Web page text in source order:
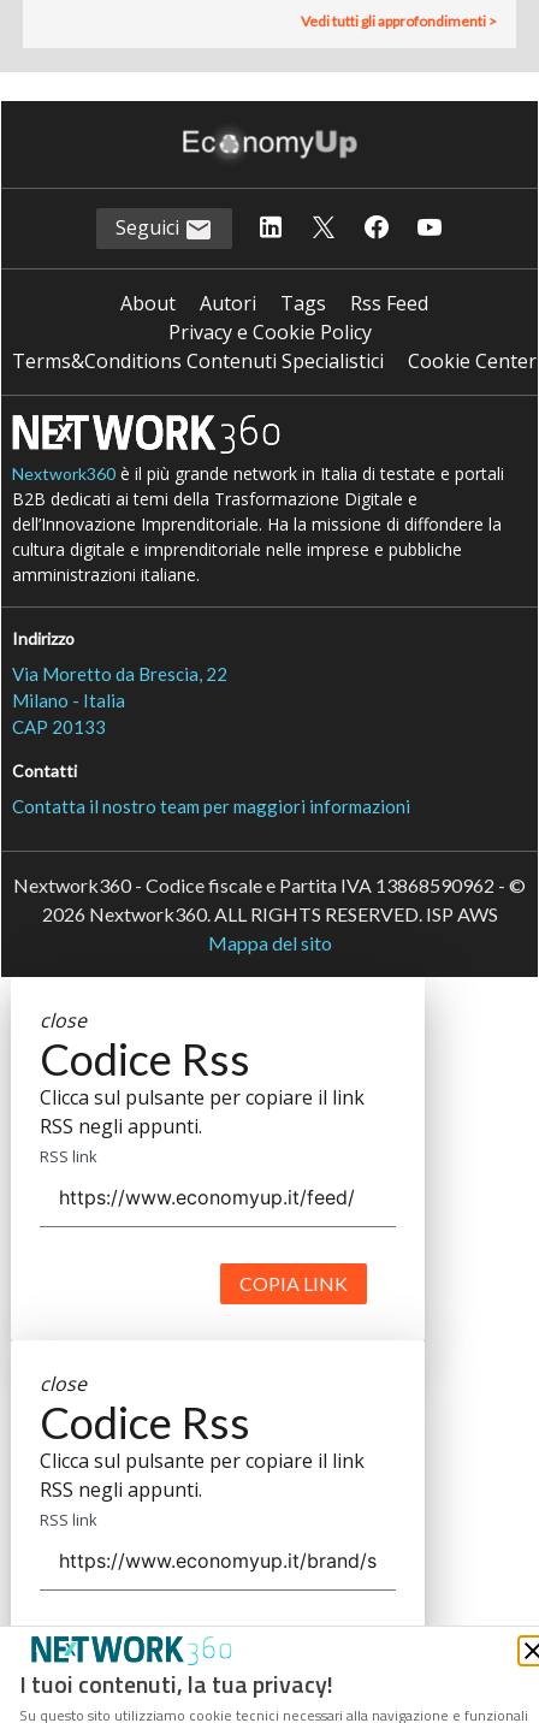
Vedi tutti gli approfondimenti >
I tuoi contenuti, la tua privacy!
Su questo sito utilizziamo cookie tecnici necessari alla navigazione e funzionali
Seguici
About Autori Tags
Rss Feed
Privacy e Cookie Policy
Terms&Conditions Contenuti Specialistici
Cookie Center
Nextwork360 è il più grande network in Italia di testate e portali
B2B dedicati ai temi della Trasformazione Digitale e
dell’Innovazione Imprenditoriale. Ha la missione di diffondere la
cultura digitale e imprenditoriale nelle imprese e pubbliche
amministrazioni italiane.
Indirizzo
Via Moretto da Brescia, 22
Milano - Italia
CAP 20133
Contatti
Contatta il nostro team per maggiori informazioni
Nextwork360 - Codice fiscale e Partita IVA 13868590962 - ©
2026 Nextwork360. ALL RIGHTS RESERVED. ISP AWS
Mappa del sito
close
Codice Rss
Clicca sul pulsante per copiare il link
RSS negli appunti.
RSS link
COPIA LINK
close
Codice Rss
Clicca sul pulsante per copiare il link
RSS negli appunti.
RSS link